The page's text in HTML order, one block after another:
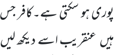
پوری ہو سکتی ہے۔کافر
ہیںعنقریب اسے دیکھ لیں